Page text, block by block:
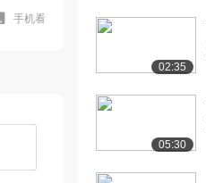
手机看
02:35
05:30